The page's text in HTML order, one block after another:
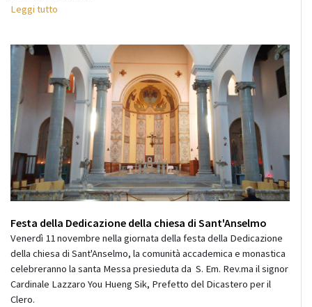
Leggi tutto
Festa della Dedicazione della chiesa di Sant'Anselmo
Venerdì 11 novembre nella giornata della festa della Dedicazione
della chiesa di Sant'Anselmo, la comunità accademica e monastica
celebreranno la santa Messa presieduta da S. Em. Rev.ma il signor
Cardinale Lazzaro You Hueng Sik, Prefetto del Dicastero per il
Clero.